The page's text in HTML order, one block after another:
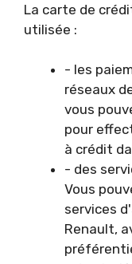
La carte de
utilisée :
- les
réseaux
vous
pour
à crédit
- des
Vous
services
Renault,